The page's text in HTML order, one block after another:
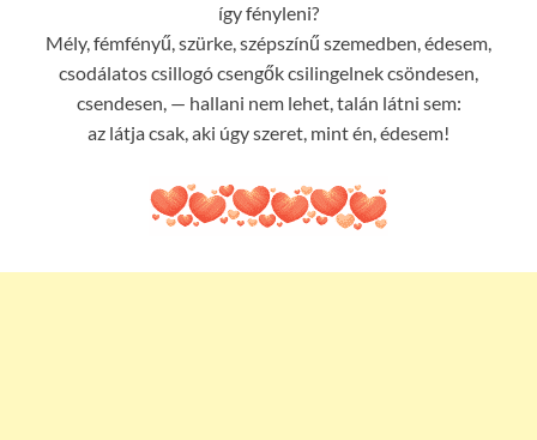
így fényleni?
Mély, fémfényű, szürke, szépszínű szemedben, édesem,
csodálatos csillogó csengők csilingelnek csöndesen,
csendesen, — hallani nem lehet, talán látni sem:
az látja csak, aki úgy szeret, mint én, édesem!